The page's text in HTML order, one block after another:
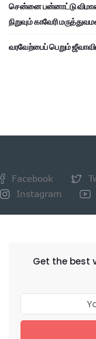
சென்னை பன்னாட்டு விமான
நிறுவும் காவேரி
வரவேற்பைப் பெறும்
Facebook
Instagram
Get the best